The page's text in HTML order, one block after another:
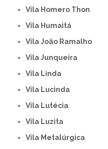
Vila Homero Thon
Vila Humaitá
Vila João Ramalho
Vila Junqueira
Vila Linda
Vila Lucinda
Vila Lutécia
Vila Luzita
Vila Metalúrgica